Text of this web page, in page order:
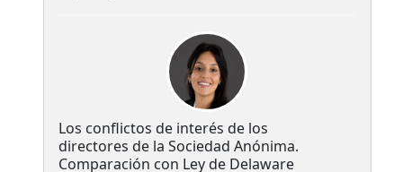
Los conflictos de interés de los
directores de la Sociedad Anónima.
Comparación con Ley de Delaware